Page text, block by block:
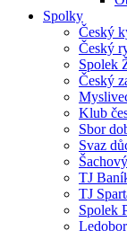
Spolky
Český
Český
Spolek
Český
Klub
Sbor
Svaz
TJ
TJ
Spolek